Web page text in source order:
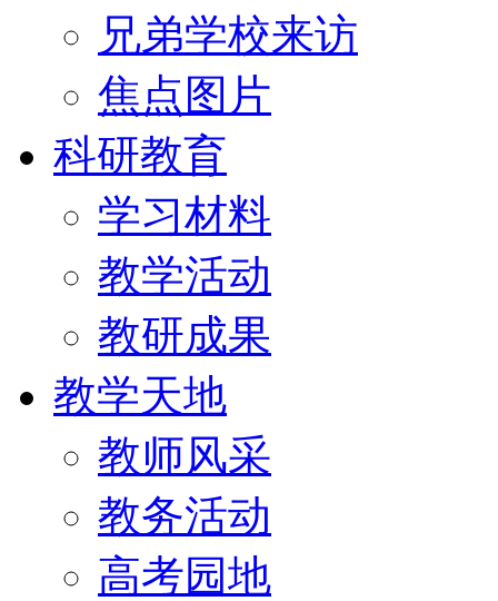
兄弟学校来访
焦点图片
科研教育
学习材料
教学活动
教研成果
教学天地
教师风采
教务活动
高考园地